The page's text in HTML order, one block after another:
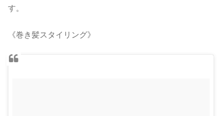
す。
《巻き髪スタイリング》